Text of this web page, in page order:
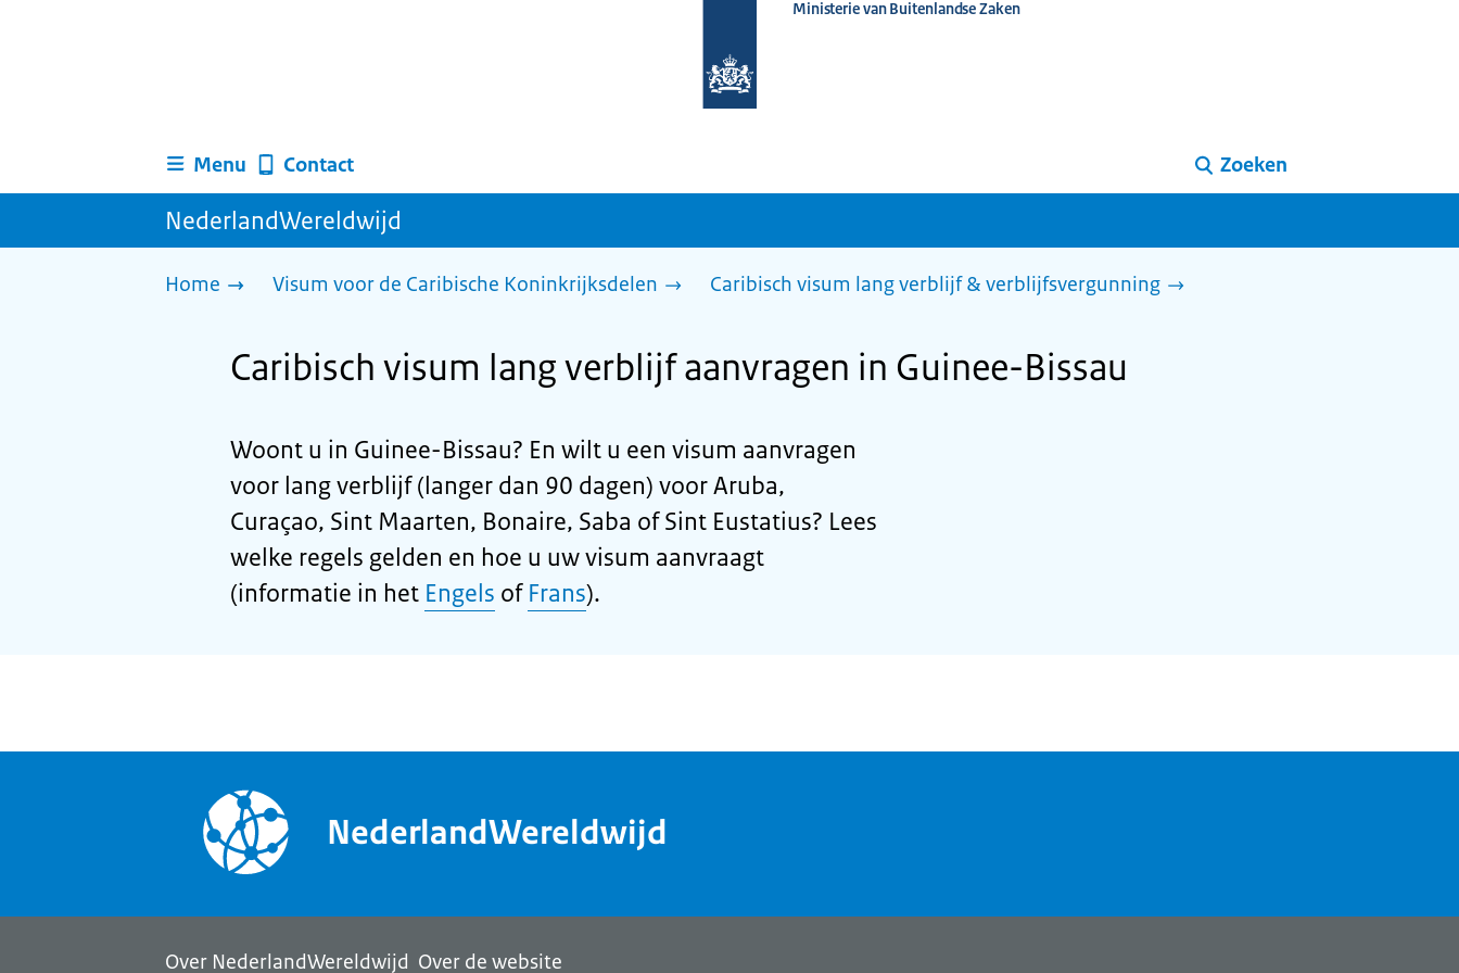
homepage
Ministerie van Buitenlandse Zaken
Menu Contact Zoeken
NederlandWereldwijd
Home Visum voor de Caribische Koninkrijksdelen Caribisch visum lang verblijf & verblijfsvergunning
Caribisch visum lang verblijf aanvragen in Guinee-Bissau
Woont u in Guinee-Bissau? En wilt u een visum aanvragen
voor lang verblijf (langer dan 90 dagen) voor Aruba,
Curaçao, Sint Maarten, Bonaire, Saba of Sint Eustatius? Lees
welke regels gelden en hoe u uw visum aanvraagt
(informatie in het Engels of Frans).
NederlandWereldwijd
Over NederlandWereldwijd Over de website